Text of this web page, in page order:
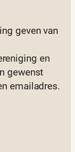
geven van
en
gewenst
emailadres.